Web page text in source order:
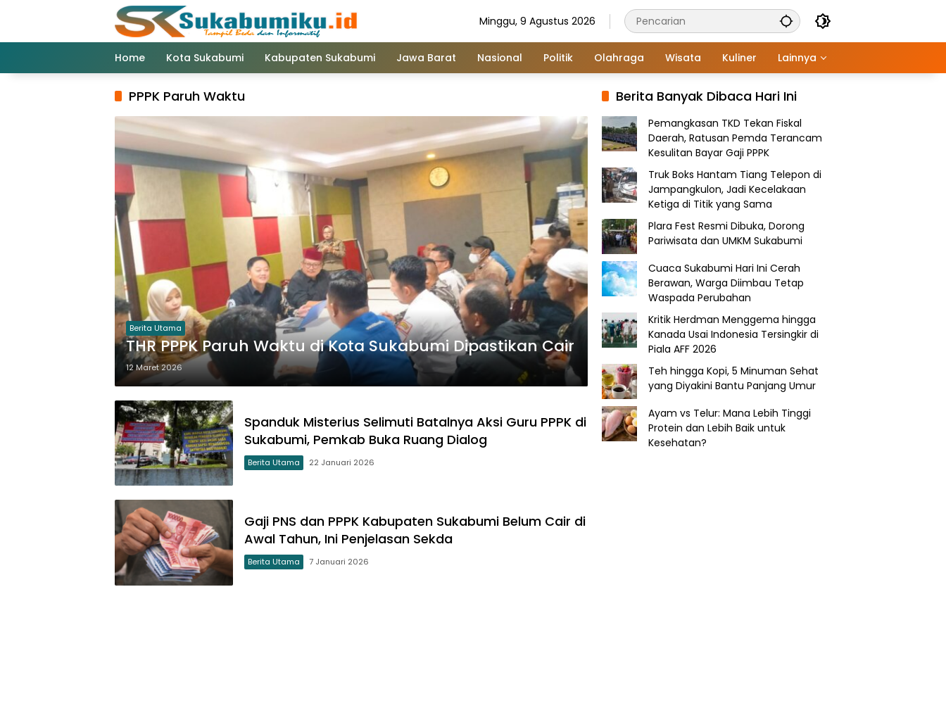
Minggu, 9 Agustus 2026
Home Kota Sukabumi Kabupaten Sukabumi Jawa Barat Nasional Politik Olahraga Wisata Kuliner Lainnya
PPPK Paruh Waktu
Berita Utama
THR PPPK Paruh Waktu di Kota Sukabumi Dipastikan Cair
12 Maret 2026
Spanduk Misterius Selimuti Batalnya Aksi Guru PPPK di
Sukabumi, Pemkab Buka Ruang Dialog
Berita Utama 22 Januari 2026
Gaji PNS dan PPPK Kabupaten Sukabumi Belum Cair di
Awal Tahun, Ini Penjelasan Sekda
Berita Utama 7 Januari 2026
Berita Banyak Dibaca Hari Ini
Pemangkasan TKD Tekan Fiskal
Daerah, Ratusan Pemda Terancam
Kesulitan Bayar Gaji PPPK
Truk Boks Hantam Tiang Telepon di
Jampangkulon, Jadi Kecelakaan
Ketiga di Titik yang Sama
Plara Fest Resmi Dibuka, Dorong
Pariwisata dan UMKM Sukabumi
Cuaca Sukabumi Hari Ini Cerah
Berawan, Warga Diimbau Tetap
Waspada Perubahan
Kritik Herdman Menggema hingga
Kanada Usai Indonesia Tersingkir di
Piala AFF 2026
Teh hingga Kopi, 5 Minuman Sehat
yang Diyakini Bantu Panjang Umur
Ayam vs Telur: Mana Lebih Tinggi
Protein dan Lebih Baik untuk
Kesehatan?